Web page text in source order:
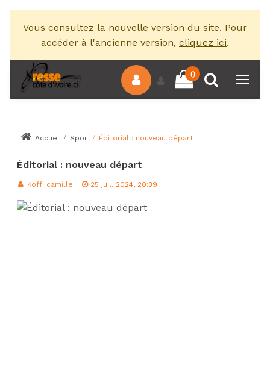
Vous consultez la nouvelle version du site. Pour
accéder à l'ancienne version, cliquez ici.
0
Accueil Sport Éditorial : nouveau départ
Éditorial : nouveau départ
Koffi camille 25 juil. 2024, 20:39